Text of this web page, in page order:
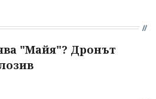
"Майя"? Дронът